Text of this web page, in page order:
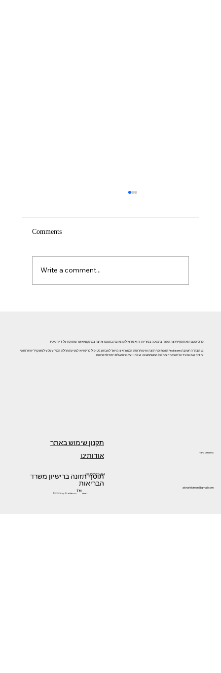
Comments
Write a comment...
©2024 by Prolistem™Israel
פרוליסטם הוא תוסף תזונה העוזר בתמיכה בפוריות והיא פורמולה המוגנת בפטנט ומיוצר במתקן מאושר ומפוקח על ידי ה-FDA.
⚠️ הבהרה חשובה: Prolistem הוא תוסף תזונה ואינו תרופה. המוצר אינו מיועד לאבחון, לטיפול, לריפוי או למניעת מחלה. המידע שלעיל משקף דיווח רפואי
יחידני, ואינו מעיד על תוצאה דומה לכל המשתמשים. יש להיוועץ ברופא לפני תחילת שימוש.
אודותינו
תקנון שימוש באתר
תוסף תזונה ברישיון משרד
הבריאות alonafeldman@gmail.com
צרו איתנו קשר
+972505266144